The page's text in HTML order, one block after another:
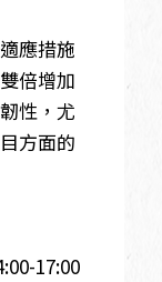
應措施
倍增加
性，尤
方面的
17:00